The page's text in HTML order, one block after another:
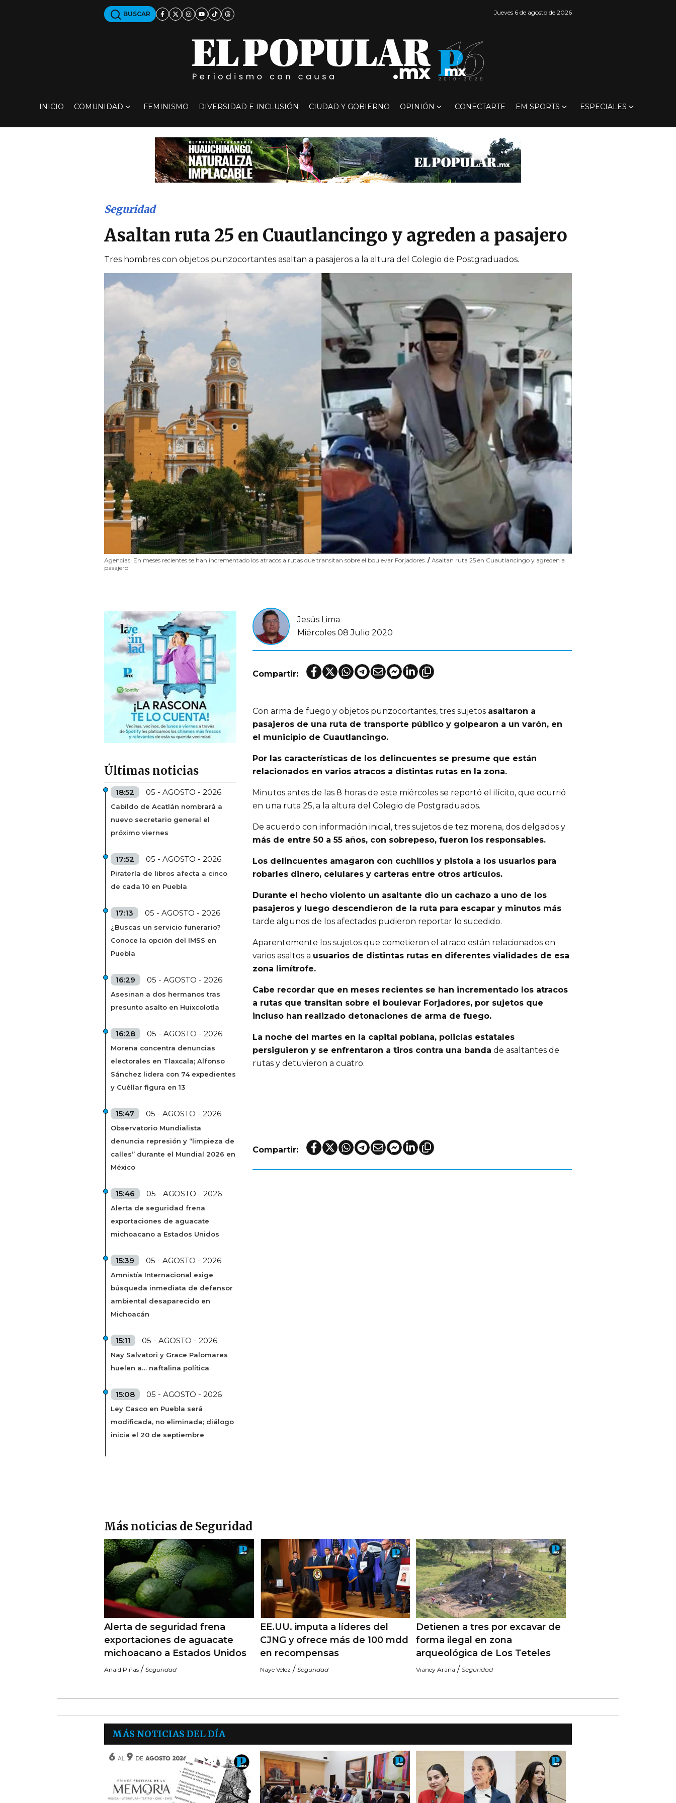
BUSCAR Jueves 6 de agosto de 2026
INICIO COMUNIDAD FEMINISMO DIVERSIDAD E INCLUSIÓN CIUDAD Y GOBIERNO OPINIÓN CONECTARTE EM SPORTS ESPECIALES
Agencias| En meses recientes se han incrementado los atracos a rutas que transitan sobre el boulevar Forjadores. / Asaltan ruta 25 en Cuautlancingo y agreden a
pasajero
Seguridad
Asaltan ruta 25 en Cuautlancingo y agreden a pasajero
Tres hombres con objetos punzocortantes asaltan a pasajeros a la altura del Colegio de Postgraduados.
Últimas noticias
18:52 05 - AGOSTO - 2026
Cabildo de Acatlán nombrará a
nuevo secretario general el
próximo viernes
17:52 05 - AGOSTO - 2026
Piratería de libros afecta a cinco
de cada 10 en Puebla
17:13 05 - AGOSTO - 2026
¿Buscas un servicio funerario?
Conoce la opción del IMSS en
Puebla
16:29 05 - AGOSTO - 2026
Asesinan a dos hermanos tras
presunto asalto en Huixcolotla
16:28 05 - AGOSTO - 2026
Morena concentra denuncias
electorales en Tlaxcala; Alfonso
Sánchez lidera con 74 expedientes
y Cuéllar figura en 13
15:47 05 - AGOSTO - 2026
Observatorio Mundialista
denuncia represión y “limpieza de
calles” durante el Mundial 2026 en
México
15:46 05 - AGOSTO - 2026
Alerta de seguridad frena
exportaciones de aguacate
michoacano a Estados Unidos
15:39 05 - AGOSTO - 2026
Amnistía Internacional exige
búsqueda inmediata de defensor
ambiental desaparecido en
Michoacán
15:11 05 - AGOSTO - 2026
Nay Salvatori y Grace Palomares
huelen a… naftalina política
15:08 05 - AGOSTO - 2026
Ley Casco en Puebla será
modificada, no eliminada; diálogo
inicia el 20 de septiembre
Jesús Lima
Miércoles 08 Julio 2020
Compartir:
Con arma de fuego y objetos punzocortantes, tres sujetos asaltaron a
pasajeros de una ruta de transporte público y golpearon a un varón, en
el municipio de Cuautlancingo.
Por las características de los delincuentes se presume que están
relacionados en varios atracos a distintas rutas en la zona.
Minutos antes de las 8 horas de este miércoles se reportó el ilícito, que ocurrió
en una ruta 25, a la altura del Colegio de Postgraduados.
De acuerdo con información inicial, tres sujetos de tez morena, dos delgados y
más de entre 50 a 55 años, con sobrepeso, fueron los responsables.
Los delincuentes amagaron con cuchillos y pistola a los usuarios para
robarles dinero, celulares y carteras entre otros artículos.
Durante el hecho violento un asaltante dio un cachazo a uno de los
pasajeros y luego descendieron de la ruta para escapar y minutos más
tarde algunos de los afectados pudieron reportar lo sucedido.
Aparentemente los sujetos que cometieron el atraco están relacionados en
varios asaltos a usuarios de distintas rutas en diferentes vialidades de esa
zona limítrofe.
Cabe recordar que en meses recientes se han incrementado los atracos
a rutas que transitan sobre el boulevar Forjadores, por sujetos que
incluso han realizado detonaciones de arma de fuego.
La noche del martes en la capital poblana, policías estatales
persiguieron y se enfrentaron a tiros contra una banda de asaltantes de
rutas y detuvieron a cuatro.
Compartir:
Más noticias de Seguridad
Alerta de seguridad frena
exportaciones de aguacate
michoacano a Estados Unidos
Anaid Piñas / Seguridad
EE.UU. imputa a líderes del
CJNG y ofrece más de 100 mdd
en recompensas
Naye Vélez / Seguridad
Detienen a tres por excavar de
forma ilegal en zona
arqueológica de Los Teteles
Vianey Arana / Seguridad
MÁS NOTICIAS DEL DÍA